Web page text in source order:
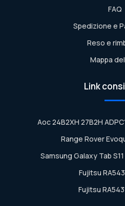
FAQ
Spedizione e
Reso e
Mappa
Link
Aoc 24B2XH 27B2H
Range Rover
Samsung Galaxy Tab
Fujitsu
Fujitsu